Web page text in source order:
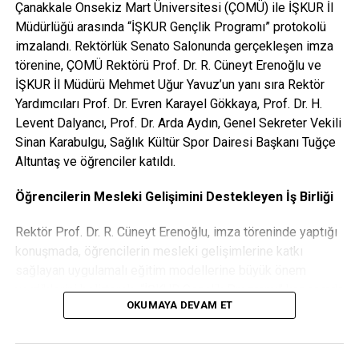
haricinde yaşayanlar için istenmektedir.)
7- Ticari ve zirai geliri olanların vergi levhaları (E-Devlet)
8- Öğrencinin kendisine ait Ziraat Bankası 18 Mart Şubesi
İban No Belge (Ziraat Bankasının başka şubelerinde
hesapları olan öğrenciler hesaplarını 18 Mart Şubesine
taşımak zorundadırlar)
hariç)
oluştur seçeneği ile alınacaktır.
Çanakkale Onsekiz Mart Üniversitesi (ÇOMÜ) ile İŞKUR İl
Müdürlüğü arasında “İŞKUR Gençlik Programı” protokolü
imzalandı. Rektörlük Senato Salonunda gerçekleşen imza
törenine, ÇOMÜ Rektörü Prof. Dr. R. Cüneyt Erenoğlu ve
İŞKUR İl Müdürü Mehmet Uğur Yavuz’un yanı sıra Rektör
Yardımcıları Prof. Dr. Evren Karayel Gökkaya, Prof. Dr. H.
Levent Dalyancı, Prof. Dr. Arda Aydın, Genel Sekreter Vekili
Sinan Karabulgu, Sağlık Kültür Spor Dairesi Başkanı Tuğçe
Altuntaş ve öğrenciler katıldı.
Öğrencilerin Mesleki Gelişimini Destekleyen İş Birliği
Rektör Prof. Dr. R. Cüneyt Erenoğlu, imza töreninde yaptığı
konuşmada, öğrencilerin mesleki gelişimlerine katkı
verdiklerini belirterek “İŞKUR Gençlik Programı” kapsamda
2024 yılında 1.440 kontenjan ayrılmış ve 1.046 öğrencimiz
öğrencilerimizin hem birimlerimizde hem de genel
OKUMAYA DEVAM ET